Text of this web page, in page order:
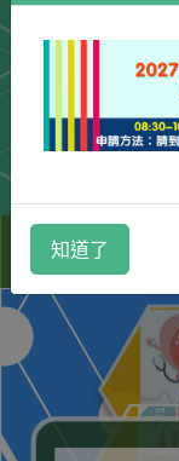
入
保良
校園
知道了